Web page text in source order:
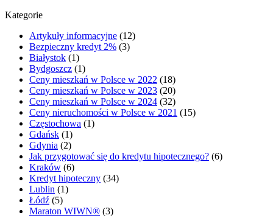
Kategorie
Artykuły informacyjne (12)
Bezpieczny kredyt 2% (3)
Białystok (1)
Bydgoszcz (1)
Ceny mieszkań w Polsce w 2022 (18)
Ceny mieszkań w Polsce w 2023 (20)
Ceny mieszkań w Polsce w 2024 (32)
Ceny nieruchomości w Polsce w 2021 (15)
Częstochowa (1)
Gdańsk (1)
Gdynia (2)
Jak przygotować się do kredytu hipotecznego? (6)
Kraków (6)
Kredyt hipoteczny (34)
Lublin (1)
Łódź (5)
Maraton WIWN® (3)